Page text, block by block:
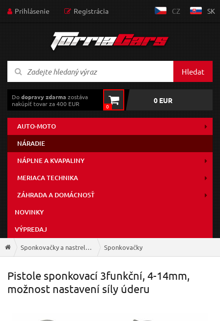
Prihlásenie Registrácia CZ SK
Hledat
Dodopravy zdarma zostáva
nakúpiť tovar za 400 EUR
0
0 EUR
AUTO-MOTO
NÁRADIE
NÁPLNE A KVAPALINY
MERIACA TECHNIKA
ZÁHRADA A DOMÁCNOSŤ
NOVINKY
VÝPREDAJ
Sponkovačky a nastrelovačky Sponkovačky
Pistole sponkovací 3funkční, 4-14mm,
možnost nastavení síly úderu